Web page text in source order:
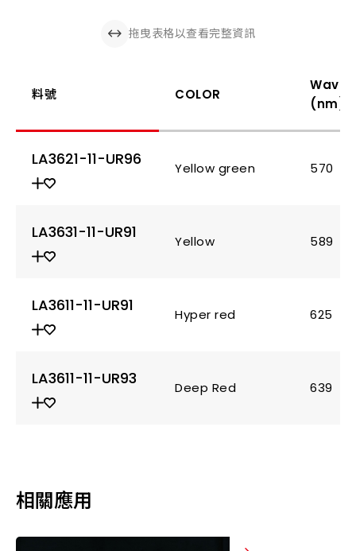
料號 COLOR
(nm)
LA3621-11-UR96 Yellow green 570
LA3631-11-UR91 Yellow 589
LA3611-11-UR91 Hyper red 625
LA3611-11-UR93 Deep Red 639
拖曳表格以查看完整資訊
相關應用